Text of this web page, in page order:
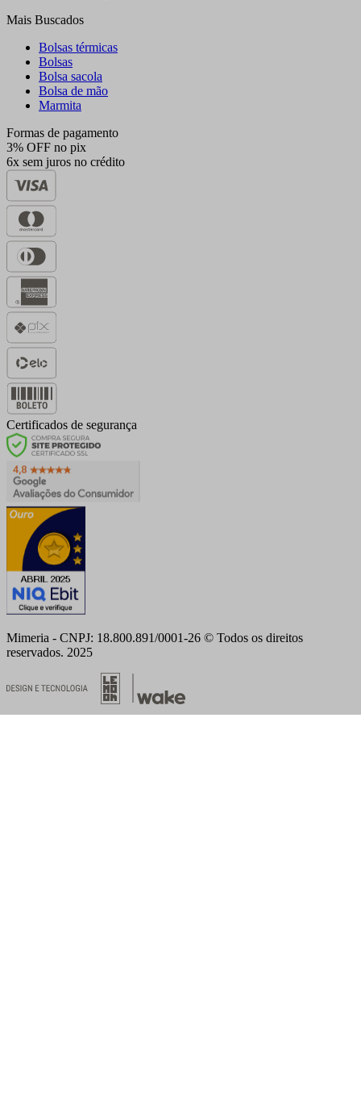
Mais Buscados
Bolsas térmicas
Bolsas
Bolsa sacola
Bolsa de mão
Marmita
Formas de pagamento
3% OFF no pix
6x sem juros no crédito
Certificados de segurança
Mimeria - CNPJ: 18.800.891/0001-26 © Todos os direitos
reservados. 2025